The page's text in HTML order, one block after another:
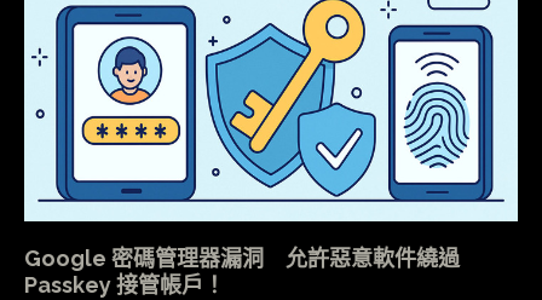
Google 密碼管理器漏洞 允許惡意軟件繞過
Passkey 接管帳戶！